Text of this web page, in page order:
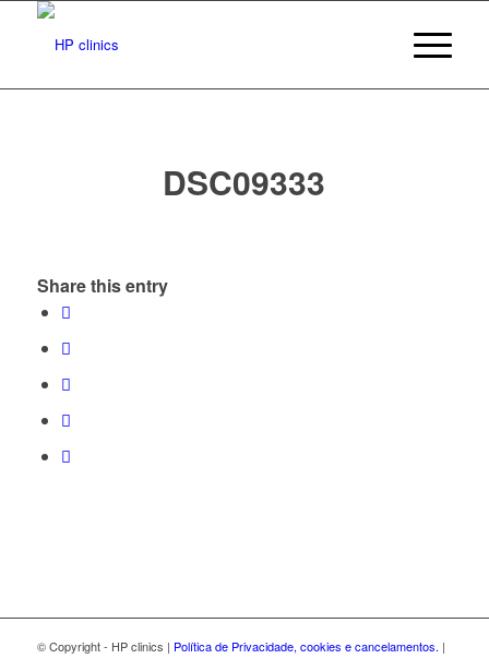
DSC09333
Share this entry
© Copyright - HP clinics | Política de Privacidade, cookies e cancelamentos. |